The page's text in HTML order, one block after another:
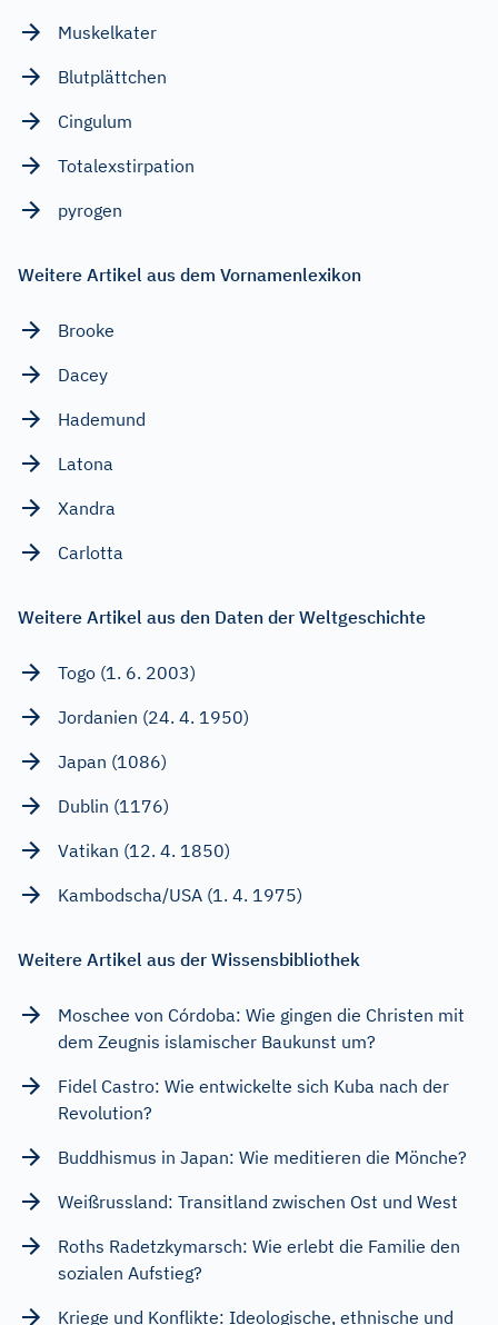
Muskelkater
Blutplättchen
Cingulum
Totalexstirpation
pyrogen
Weitere Artikel aus dem Vornamenlexikon
Brooke
Dacey
Hademund
Latona
Xandra
Carlotta
Weitere Artikel aus den Daten der Weltgeschichte
Togo (1. 6. 2003)
Jordanien (24. 4. 1950)
Japan (1086)
Dublin (1176)
Vatikan (12. 4. 1850)
Kambodscha/USA (1. 4. 1975)
Weitere Artikel aus der Wissensbibliothek
Moschee von Córdoba: Wie gingen die Christen mit
dem Zeugnis islamischer Baukunst um?
Fidel Castro: Wie entwickelte sich Kuba nach der
Revolution?
Buddhismus in Japan: Wie meditieren die Mönche?
Weißrussland: Transitland zwischen Ost und West
Roths Radetzkymarsch: Wie erlebt die Familie den
sozialen Aufstieg?
Kriege und Konflikte: Ideologische, ethnische und